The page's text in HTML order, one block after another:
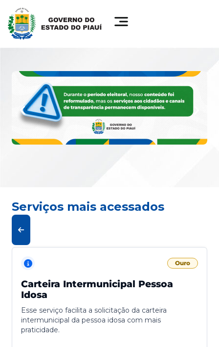
Serviços mais acessados
Ouro
Carteira Intermunicipal Pessoa
Idosa
Esse serviço facilita a solicitação da carteira
intermunicipal da pessoa idosa com mais
praticidade.